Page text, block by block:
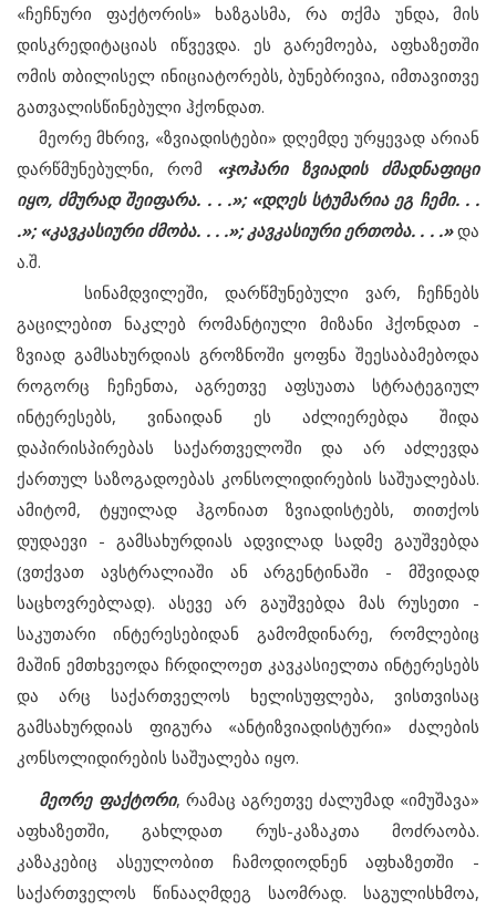
«ჩეჩნური ფაქტორის» ხაზგასმა, რა თქმა უნდა, მის
დისკრედიტაციას იწვევდა. ეს გარემოება, აფხაზეთში
ომის თბილისელ ინიციატორებს, ბუნებრივია, იმთავითვე
გათვალისწინებული ჰქონდათ.
მეორე მხრივ, «ზვიადისტები» დღემდე ურყევად არიან
დარწმუნებულნი, რომ «ჯოჰარი ზვიადის ძმადნაფიცი
იყო, ძმურად შეიფარა. . . .»; «დღეს სტუმარია ეგ ჩემი. . .
.»; «კავკასიური ძმობა. . . .»; კავკასიური ერთობა. . . .»და
ა.შ.
სინამდვილეში, დარწმუნებული ვარ, ჩეჩნებს
გაცილებით ნაკლებ რომანტიული მიზანი ჰქონდათ -
ზვიად გამსახურდიას გროზნოში ყოფნა შეესაბამებოდა
როგორც ჩეჩენთა, აგრეთვე აფსუათა სტრატეგიულ
ინტერესებს, ვინაიდან ეს აძლიერებდა შიდა
დაპირისპირებას საქართველოში და არ აძლევდა
ქართულ საზოგადოებას კონსოლიდირების საშუალებას.
ამიტომ, ტყუილად ჰგონიათ ზვიადისტებს, თითქოს
დუდაევი - გამსახურდიას ადვილად სადმე გაუშვებდა
(ვთქვათ ავსტრალიაში ან არგენტინაში - მშვიდად
საცხოვრებლად). ასევე არ გაუშვებდა მას რუსეთი -
საკუთარი ინტერესებიდან გამომდინარე, რომლებიც
მაშინ ემთხვეოდა ჩრდილოეთ კავკასიელთა ინტერესებს
და არც საქართველოს ხელისუფლება, ვისთვისაც
გამსახურდიას ფიგურა «ანტიზვიადისტური» ძალების
კონსოლიდირების საშუალება იყო.
მეორე ფაქტორი, რამაც აგრეთვე ძალუმად «იმუშავა»
აფხაზეთში, გახლდათ რუს-კაზაკთა მოძრაობა.
კაზაკებიც ასეულობით ჩამოდიოდნენ აფხაზეთში -
საქართველოს წინააღმდეგ საომრად. საგულისხმოა,